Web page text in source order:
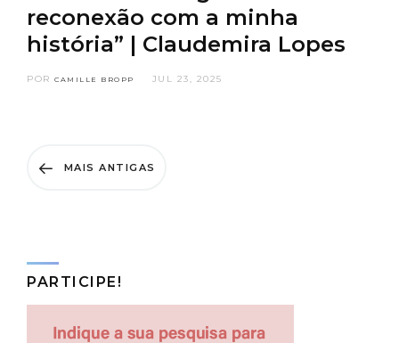
reconexão com a minha
história” | Claudemira Lopes
POR CAMILLE BROPP JUL 23, 2025
MAIS ANTIGAS
PARTICIPE!